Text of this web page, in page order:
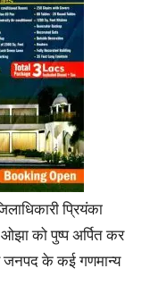
प्रियंका
को पुष्प अर्पित कर
जनपद के कई गणमान्य